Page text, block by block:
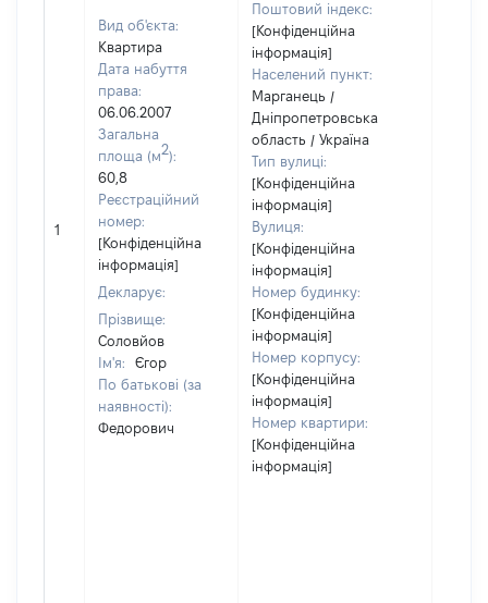
1
Вид об'єкта:
Квартира
Дата набуття
права:
06.06.2007
Загальна
площа (м2):
60,8
Реєстраційний
номер:
[Конфіденційна
інформація]
Декларує:
Прізвище:
Соловйов
Ім'я:
Єгор
По батькові (за
наявності):
Федорович
Поштовий індекс:
[Конфіденційна
інформація]
Населений пункт:
Марганець /
Дніпропетровська
область / Україна
Тип вулиці:
[Конфіденційна
інформація]
Вулиця:
[Конфіденційна
інформація]
Номер будинку:
[Конфіденційна
інформація]
Номер корпусу:
[Конфіденційна
інформація]
Номер квартири:
[Конфіденційна
інформація]